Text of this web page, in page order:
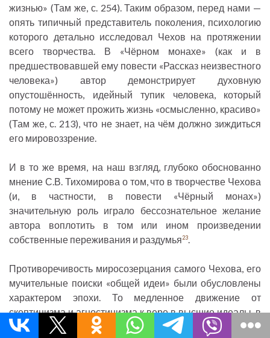
жизнью» (Там же, с. 254). Таким образом, перед нами —
опять типичный представитель поколения, психологию
которого детально исследовал Чехов на протяжении
всего творчества. В «Чёрном монахе» (как и в
предшествовавшей ему повести «Рассказ неизвестного
человека») автор демонстрирует духовную
опустошённость, идейный тупик человека, который
потому не может прожить жизнь «осмысленно, красиво»
(Там же, с. 213), что не знает, на чём должно зиждиться
его мировоззрение.
И в то же время, на наш взгляд, глубоко обоснованно
мнение С.В. Тихомирова о том, что в творчестве Чехова
(и, в частности, в повести «Чёрный монах»)
значительную роль играло бессознательное желание
автора воплотить в том или ином произведении
собственные переживания и раздумья23.
Противоречивость миросозерцания самого Чехова, его
мучительные поиски «общей идеи» были обусловлены
характером эпохи. То медленное движение от
скептицизма и агностицизма к вере в высшие идеалы, в
высшую правду и красоту, которое определяло вектор